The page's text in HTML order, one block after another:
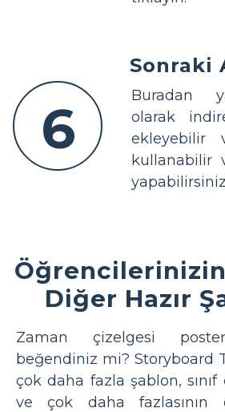
6
Sonraki
Buradan
olarak
ekleyebilir
kullanabilir
Diğer Hazır
Zaman çizelgesi poster
beğendiniz mi? Storyboard
çok daha fazla şablon,
ve çok daha fazlasının